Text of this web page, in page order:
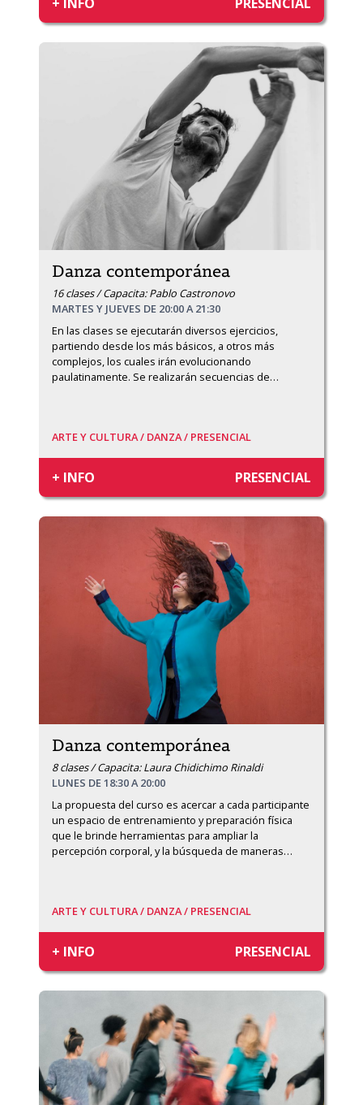
Danza contemporánea
16 clases / Capacita: Pablo Castronovo
MARTES Y JUEVES DE 20:00 A 21:30
En las clases se ejecutarán diversos ejercicios,
partiendo desde los más básicos, a otros más
complejos, los cuales irán evolucionando
paulatinamente. Se realizarán secuencias de…
ARTE Y CULTURA / DANZA / PRESENCIAL
+ INFO PRESENCIAL
Danza contemporánea
8 clases / Capacita: Laura Chidichimo Rinaldi
LUNES DE 18:30 A 20:00
La propuesta del curso es acercar a cada participante
un espacio de entrenamiento y preparación física
que le brinde herramientas para ampliar la
percepción corporal, y la búsqueda de maneras…
ARTE Y CULTURA / DANZA / PRESENCIAL
+ INFO PRESENCIAL